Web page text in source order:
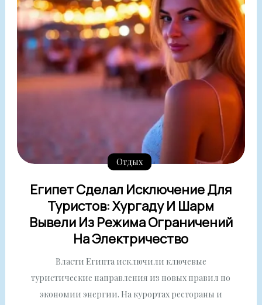
Отдых
Египет Сделал Исключение Для
Туристов: Хургаду И Шарм
Вывели Из Режима Ограничений
На Электричество
Власти Египта исключили ключевые
туристические направления из новых правил по
экономии энергии. На курортах рестораны и